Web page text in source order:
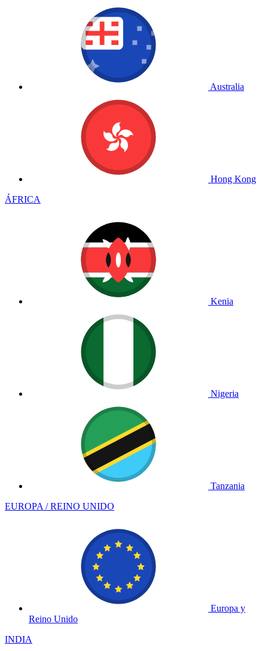
Australia
Hong Kong
ÁFRICA
Kenia
Nigeria
Tanzania
EUROPA / REINO UNIDO
Europa y
Reino Unido
INDIA